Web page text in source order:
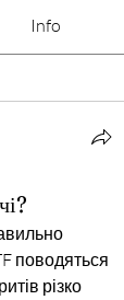
Info
поводяться
різко